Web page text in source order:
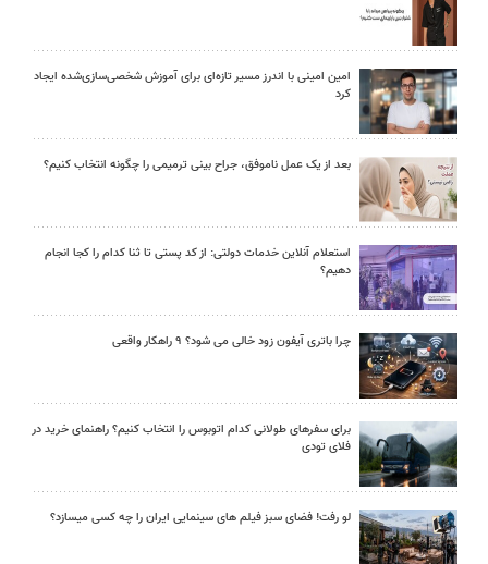
امین امینی با اندرز مسیر تازه‌ای برای آموزش شخصی‌سازی‌شده ایجاد
کرد
بعد از یک عمل ناموفق، جراح بینی ترمیمی را چگونه انتخاب کنیم؟
استعلام آنلاین خدمات دولتی: از کد پستی تا ثنا کدام را کجا انجام
دهیم؟
چرا باتری آیفون زود خالی می شود؟ ۹ راهکار واقعی
برای سفرهای طولانی کدام اتوبوس را انتخاب کنیم؟ راهنمای خرید در
فلای تودی
لو رفت! فضای سبز فیلم های سینمایی ایران را چه کسی میسازد؟